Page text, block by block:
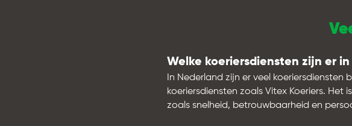
Welke koeriersdiensten zijn er
In Nederland zijn er veel
koeriersdiensten zoals Vitex Koeriers.
zoals snelheid, betrouwbaarheid en